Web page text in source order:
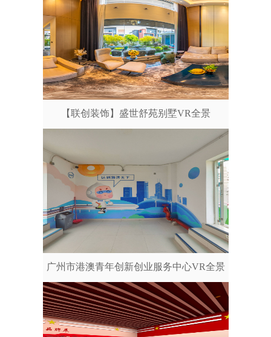
【联创装饰】盛世舒苑别墅VR全景
广州市港澳青年创新创业服务中心VR全景